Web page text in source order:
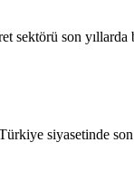
son
siyasetinde